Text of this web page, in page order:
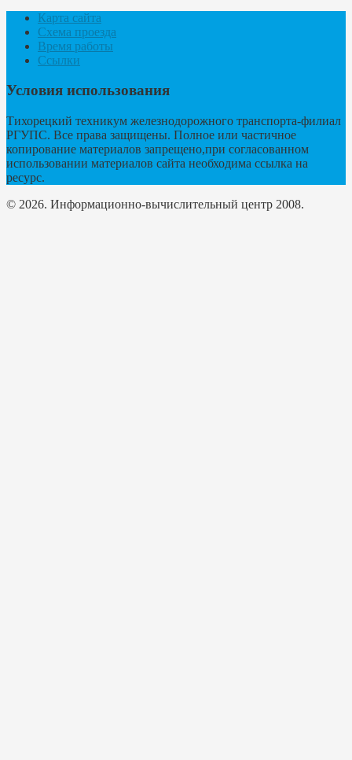
Карта сайта
Схема проезда
Время работы
Ссылки
Условия использования
Тихорецкий техникум железнодорожного транспорта-филиал
РГУПС. Все права защищены. Полное или частичное
копирование материалов запрещено,при согласованном
использовании материалов сайта необходима ссылка на
ресурс.
© 2026. Информационно-вычислительный центр 2008.